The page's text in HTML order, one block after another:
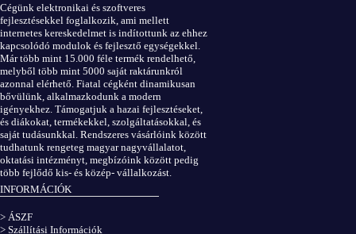
Cégünk elektronikai és szoftveres
fejlesztésekkel foglalkozik, ami mellett
internetes kereskedelmet is indítottunk az ehhez
kapcsolódó modulok és fejlesztő egységekkel.
Már több mint 15.000 féle termék rendelhető,
melyből több mint 5000 saját raktárunkról
azonnal elérhető. Fiatal cégként dinamikusan
bővülünk, alkalmazkodunk a modern
igényekhez. Támogatjuk a hazai fejlesztéseket,
és diákokat, termékekkel, szolgáltatásokkal, és
saját tudásunkkal. Rendszeres vásárlóink között
tudhatunk rengeteg magyar nagyvállalatot,
oktatási intézményt, megbízóink között pedig
több fejlődő kis- és közép- vállalkozást.
INFORMÁCIÓK
> ÁSZF
> Szállítási Információk